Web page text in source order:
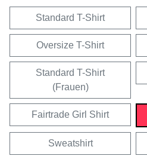
Standard T-Shirt
Oversize T-Shirt
Standard T-Shirt
(Frauen)
Fairtrade Girl Shirt
Sweatshirt